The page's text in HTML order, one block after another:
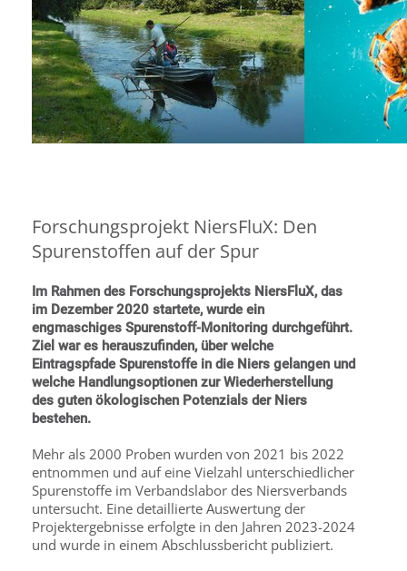
Forschungsprojekt NiersFluX: Den
Spurenstoffen auf der Spur
Im Rahmen des Forschungsprojekts NiersFluX, das
im Dezember 2020 startete, wurde ein
engmaschiges Spurenstoff-Monitoring durchgeführt.
Ziel war es herauszufinden, über welche
Eintragspfade Spurenstoffe in die Niers gelangen und
welche Handlungsoptionen zur Wiederherstellung
des guten ökologischen Potenzials der Niers
bestehen.
Mehr als 2000 Proben wurden von 2021 bis 2022
entnommen und auf eine Vielzahl unterschiedlicher
Spurenstoffe im Verbandslabor des Niersverbands
untersucht. Eine detaillierte Auswertung der
Projektergebnisse erfolgte in den Jahren 2023-2024
und wurde in einem Abschlussbericht publiziert.